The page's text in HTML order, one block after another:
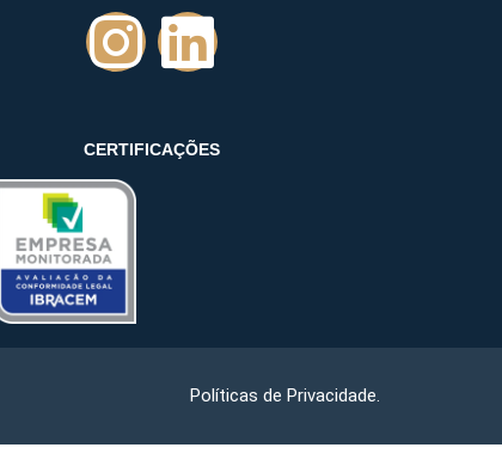
CERTIFICAÇÕES
Políticas de Privacidade.